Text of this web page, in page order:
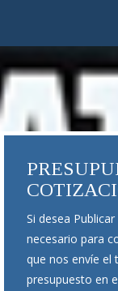
Si desea
necesario para
que nos envíe el
presupuesto en